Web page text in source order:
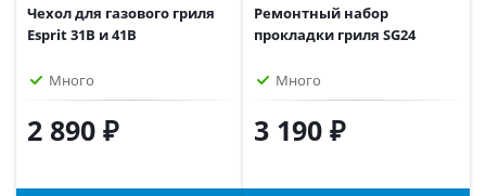
Чехол для газового гриля
Esprit 31B и 41B
Много
2 890 ₽
Ремонтный набор
прокладки гриля SG24
Много
3 190 ₽